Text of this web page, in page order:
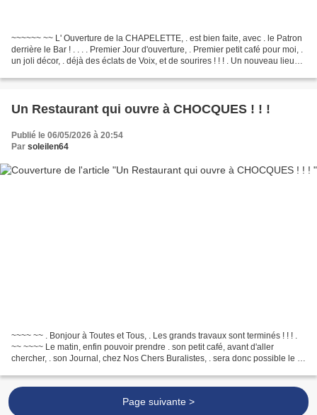
~~~~~~ ~~ L' Ouverture de la CHAPELETTE, . est bien faite, avec . le Patron
derrière le Bar ! . . . . Premier Jour d'ouverture, . Premier petit café pour moi, .
un joli décor, . déjà des éclats de Voix, et de sourires ! ! ! . Un nouveau lieu
Un Restaurant qui ouvre à CHOCQUES ! ! !
Publié le 06/05/2026 à 20:54
Par soleilen64
~~~~ ~~ . Bonjour à Toutes et Tous, . Les grands travaux sont terminés ! ! ! .
~~ ~~~~ Le matin, enfin pouvoir prendre . son petit café, avant d'aller
chercher, . son Journal, chez Nos Chers Buralistes, . sera donc possible le 9
Page suivante >